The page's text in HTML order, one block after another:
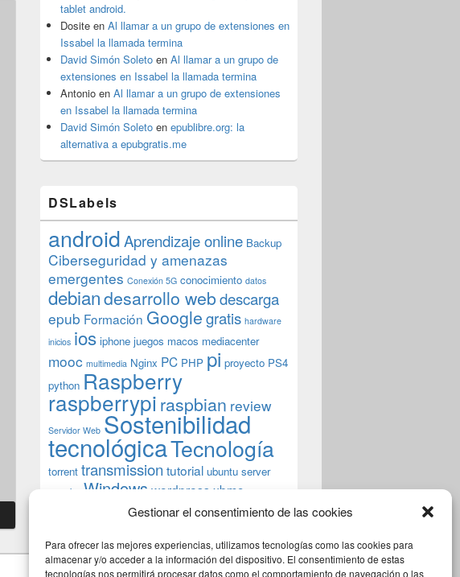
Gestionar el consentimiento de las cookies
Para ofrecer las mejores experiencias, utilizamos tecnologías como las cookies para
almacenar y/o acceder a la información del dispositivo. El consentimiento de estas
tecnologías nos permitirá procesar datos como el comportamiento de navegación o las
tablet android.
Dosite en Al llamar a un grupo de extensiones en
Issabel la llamada termina
David Simón Soleto en Al llamar a un grupo de
extensiones en Issabel la llamada termina
Antonio en Al llamar a un grupo de extensiones
en Issabel la llamada termina
David Simón Soleto en epublibre.org: la
alternativa a epubgratis.me
DSLabels
androidAprendizaje online Backup
Ciberseguridad y amenazas
emergentes Conexión 5G conocimiento datos
debiandesarrollo webdescarga
epub Formación Googlegratis hardware
inicios ios iphone juegos macos mediacenter
mooc multimedia Nginx PC PHP pi proyecto PS4
python Raspberry
raspberrypi raspbian review
Servidor Web Sostenibilidad
tecnológicaTecnología
torrent transmission tutorial ubuntu server
usuarios Windows wordpress xbmc